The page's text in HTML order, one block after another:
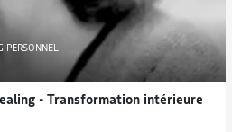
PERSONNEL
- Transformation intérieure